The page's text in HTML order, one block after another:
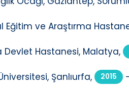
Eğitim ve Araştırma
Devlet Hastanesi, Malatya,
Şanlıurfa, 2015 -